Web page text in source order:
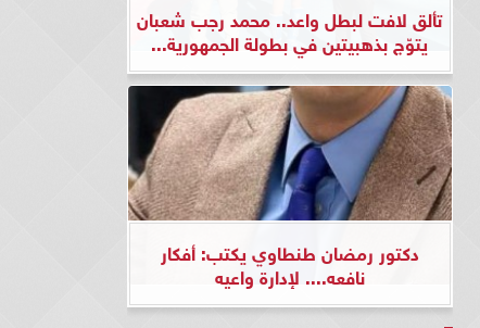
تألق لافت لبطل واعد.. محمد رجب شعبان
يتوّج بذهبيتين في بطولة الجمهورية...
دكتور رمضان طنطاوي يكتب: أفكار
نافعه.... لإدارة واعيه